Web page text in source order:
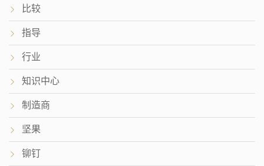
比较
指导
行业
知识中心
制造商
坚果
铆钉